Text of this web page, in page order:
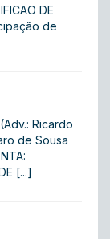
DE
de
Ricardo
de Sousa 
[...]